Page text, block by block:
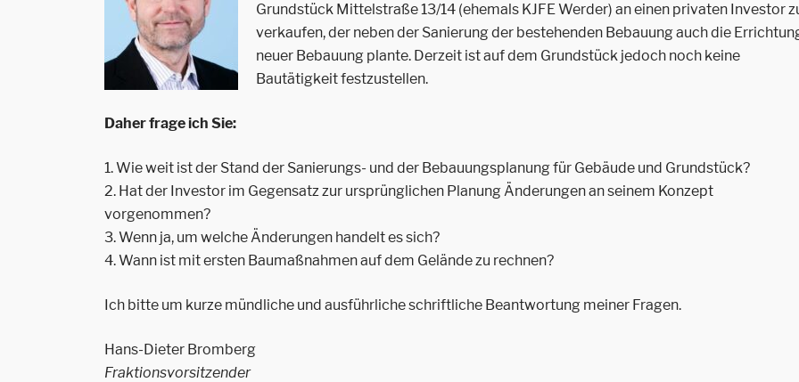
Grundstück Mittelstraße 13/14 (ehemals KJFE Werder) an einen privaten Investor
verkaufen, der neben der Sanierung der bestehenden Bebauung auch die
neuer Bebauung plante. Derzeit ist auf dem Grundstück jedoch noch keine
Bautätigkeit festzustellen.
Daher frage ich Sie:
1. Wie weit ist der Stand der Sanierungs- und der Bebauungsplanung für Gebäude und Grundstück?
2. Hat der Investor im Gegensatz zur ursprünglichen Planung Änderungen an seinem Konzept
vorgenommen?
3. Wenn ja, um welche Änderungen handelt es sich?
4. Wann ist mit ersten Baumaßnahmen auf dem Gelände zu rechnen?
Ich bitte um kurze mündliche und ausführliche schriftliche Beantwortung meiner Fragen.
Hans-Dieter Bromberg
Fraktionsvorsitzender